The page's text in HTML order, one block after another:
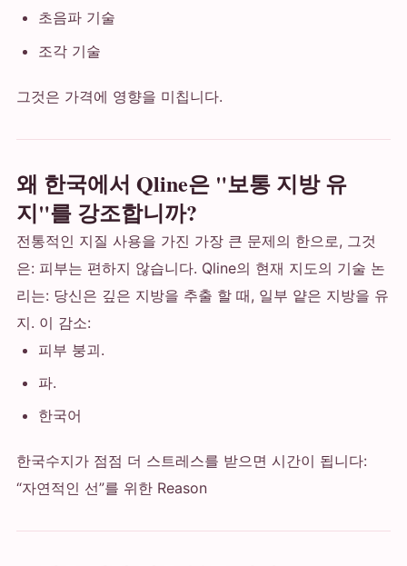
초음파 기술
조각 기술
그것은 가격에 영향을 미칩니다.
왜 한국에서 Qline은 "보통 지방 유
지"를 강조합니까?
전통적인 지질 사용을 가진 가장 큰 문제의 한으로, 그것
은: 피부는 편하지 않습니다. Qline의 현재 지도의 기술 논
리는: 당신은 깊은 지방을 추출 할 때, 일부 얕은 지방을 유
지. 이 감소:
피부 붕괴.
파.
한국어
한국수지가 점점 더 스트레스를 받으면 시간이 됩니다:
“자연적인 선”를 위한 Reason